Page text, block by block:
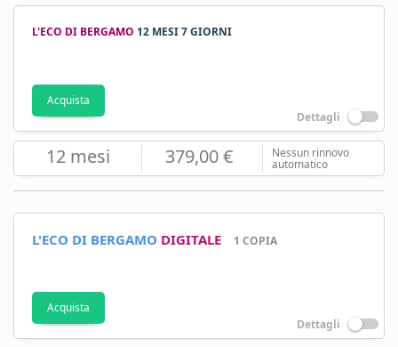
L'ECO DI BERGAMO 12 MESI 7 GIORNI
Acquista
Dettagli
12 mesi 379,00 € Nessun rinnovo
automatico
L'ECO DI BERGAMO DIGITALE 1 COPIA
Acquista
Dettagli